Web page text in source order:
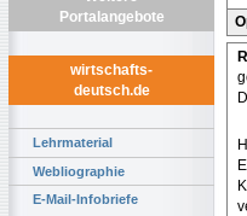
Portalangebote
wirtschafts-
deutsch.de
Lehrmaterial
Webliographie
E-Mail-Infobriefe